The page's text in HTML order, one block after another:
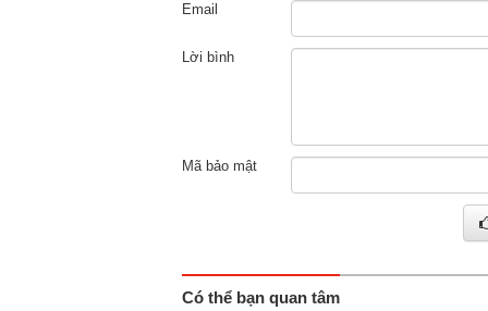
Email
Lời bình
Mã bảo mật
Có thể bạn quan tâm